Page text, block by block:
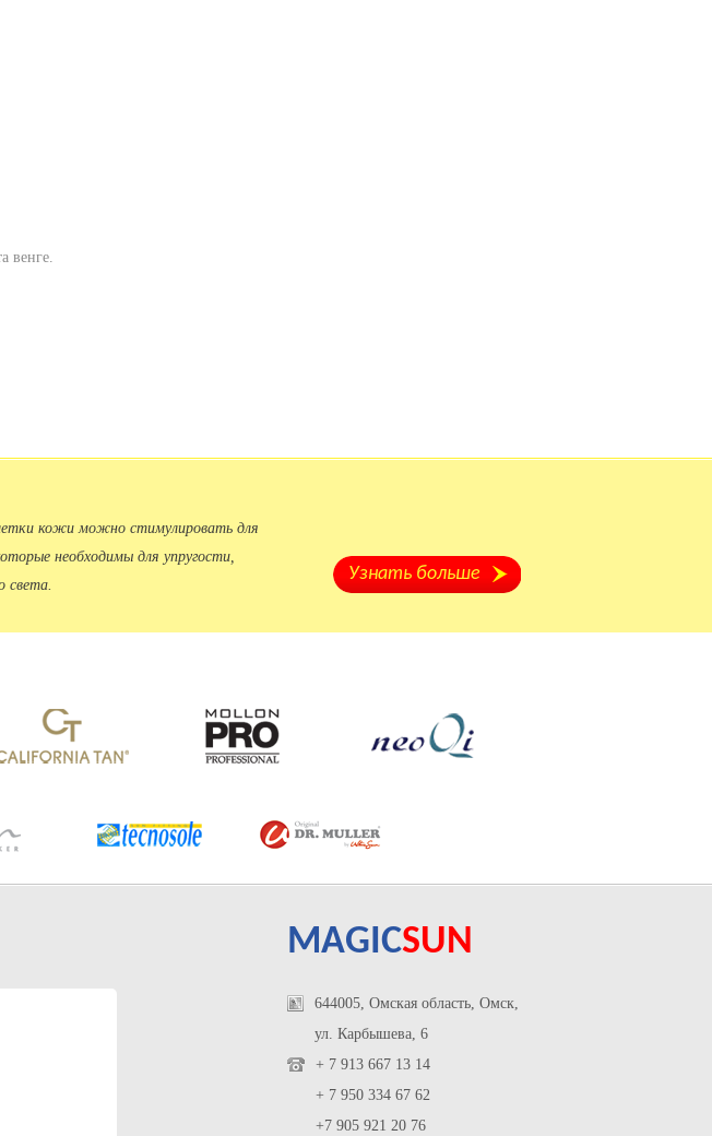
венге.
кожи можно стимулировать для
необходимы для упругости,
света.
Узнать больше
MAGICSUN
644005, Омская область, Омск,
ул. Карбышева, 6
+ 7 913 667 13 14
+ 7 950 334 67 62
+7 905 921 20 76